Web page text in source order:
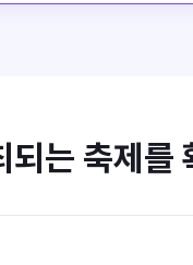
되는 축제를